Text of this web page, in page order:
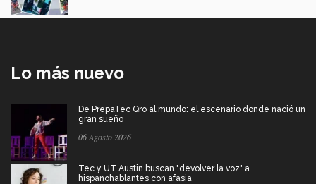
Lo más nuevo
De PrepaTec Qro al mundo: el escenario donde nació un
gran sueño
06 Agosto 2026
Tec y UT Austin buscan "devolver la voz" a
hispanohablantes con afasia